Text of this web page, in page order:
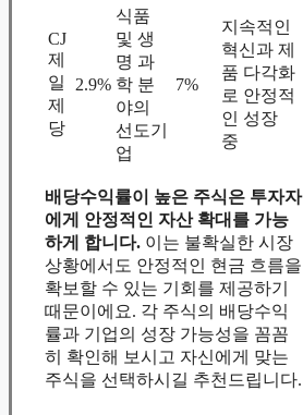
CJ
제
일
제
당
2.9%
식품
및 생
명 과
학 분
야의
선도기
업
7%
지속적인
혁신과 제
품 다각화
로 안정적
인 성장
중
배당수익률이 높은 주식은 투자자
에게 안정적인 자산 확대를 가능
하게 합니다. 이는 불확실한 시장
상황에서도 안정적인 현금 흐름을
확보할 수 있는 기회를 제공하기
때문이에요. 각 주식의 배당수익
률과 기업의 성장 가능성을 꼼꼼
히 확인해 보시고 자신에게 맞는
주식을 선택하시길 추천드립니다.